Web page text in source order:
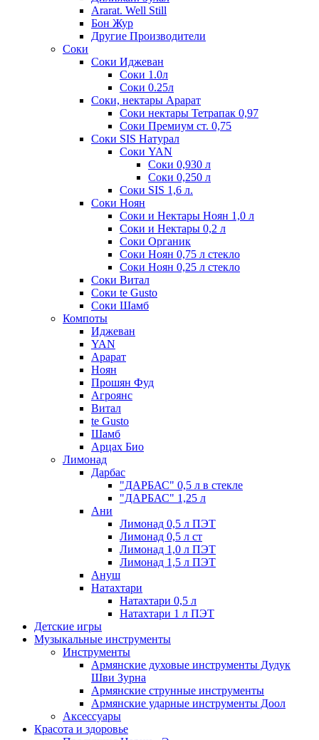
Ararat. Well Still
Бон Жур
Другие Производители
Соки
Соки Иджеван
Соки 1.0л
Соки 0.25л
Соки, нектары Арарат
Соки нектары Тетрапак 0,97
Соки Премиум ст. 0,75
Соки SIS Натурал
Соки YAN
Соки 0,930 л
Соки 0,250 л
Соки SIS 1,6 л.
Соки Ноян
Соки и Нектары Ноян 1,0 л
Соки и Нектары 0,2 л
Соки Органик
Соки Ноян 0,75 л стекло
Соки Ноян 0,25 л стекло
Соки Витал
Соки te Gusto
Соки Шамб
Компоты
Иджеван
YAN
Арарат
Ноян
Прошян Фуд
Агроянс
Витал
te Gusto
Шамб
Арцах Био
Лимонад
Дарбас
"ДАРБАС" 0,5 л в стекле
"ДАРБАС" 1,25 л
Ани
Лимонад 0,5 л ПЭТ
Лимонад 0,5 л ст
Лимонад 1,0 л ПЭТ
Лимонад 1,5 л ПЭТ
Ануш
Натахтари
Натахтари 0,5 л
Натахтари 1 л ПЭТ
Детские игры
Музыкальные инструменты
Инструменты
Армянские духовые инструменты Дудук
Шви Зурна
Армянские струнные инструменты
Армянские ударные инструменты Доол
Аксессуары
Красота и здоровье